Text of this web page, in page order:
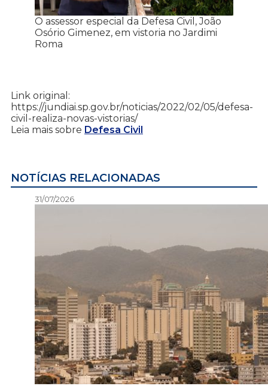
O assessor especial da Defesa Civil, João
Osório Gimenez, em vistoria no Jardimi
Roma
Link original:
https://jundiai.sp.gov.br/noticias/2022/02/05/defesa-
civil-realiza-novas-vistorias/
Leia mais sobre Defesa Civil
NOTÍCIAS RELACIONADAS
31/07/2026